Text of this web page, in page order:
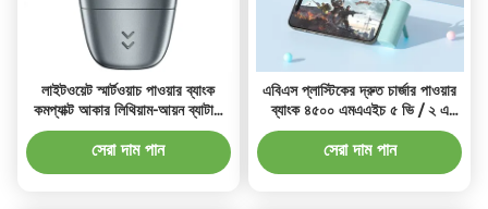
লাইটওয়েট স্মার্টওয়াচ পাওয়ার ব্যাংক
কমপ্যাক্ট আকার লিথিয়াম-আয়ন ব্যাটারি
টাইপ 5V / 1A ইনপুট সহ
সেরা দাম পান
এবিএস প্লাস্টিকের দ্রুত চার্জার পাওয়ার
ব্যাংক ৪৫০০ এমএএইচ ৫ ভি / ২ এ
কালো ব্যাটারি প্যাক
সেরা দাম পান